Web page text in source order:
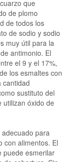
que
de plomo
de todos los
de sodio y sodio
muy útil para la
antimonio. El
el 9 y el 17%,
los esmaltes con
cantidad
sustituto del
utilizan óxido de
para
con alimentos. El
puede esmerilar